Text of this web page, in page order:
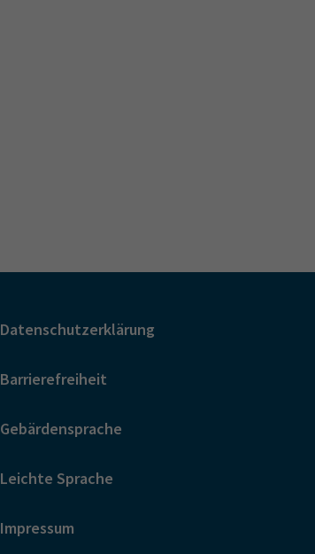
Datenschutzerklärung
Barrierefreiheit
Gebärdensprache
Leichte Sprache
Impressum